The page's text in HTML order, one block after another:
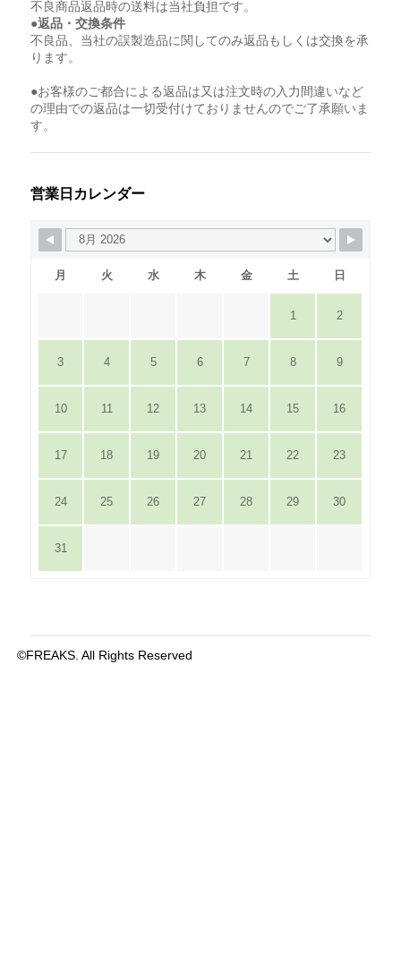
不良商品返品時の送料は当社負担です。
●返品・交換条件
不良品、当社の誤製造品に関してのみ返品もしくは交換を承
ります。
●お客様のご都合による返品は又は注文時の入力間違いなど
の理由での返品は一切受付けておりませんのでご了承願いま
す。
営業日カレンダー
月 火 水 木 金 土 日
1 2
3 4 5 6 7 8 9
10 11 12 13 14 15 16
17 18 19 20 21 22 23
24 25 26 27 28 29 30
31
©FREAKS. All Rights Reserved